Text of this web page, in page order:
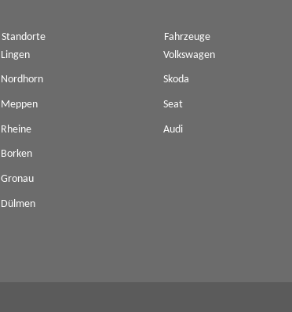
Standorte
Lingen
Nordhorn
Meppen
Rheine
Borken
Gronau
Dülmen
Fahrzeuge
Volkswagen
Skoda
Seat
Audi